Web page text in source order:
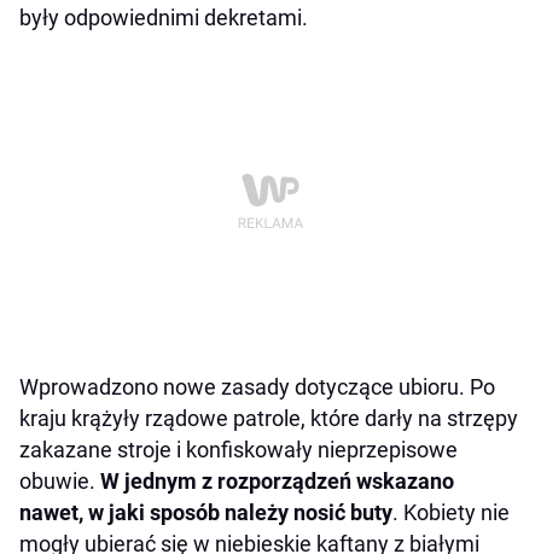
były odpowiednimi dekretami.
Wprowadzono nowe zasady dotyczące ubioru. Po
kraju krążyły rządowe patrole, które darły na strzępy
zakazane stroje i konfiskowały nieprzepisowe
obuwie. W jednym z rozporządzeń wskazano
nawet, w jaki sposób należy nosić buty. Kobiety nie
mogły ubierać się w niebieskie kaftany z białymi